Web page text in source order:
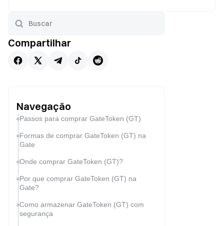
Compartilhar
Navegação
Passos para comprar GateToken (GT)
Formas de comprar GateToken (GT) na
Gate
Onde comprar GateToken (GT)?
Por que comprar GateToken (GT) na
Gate?
Como armazenar GateToken (GT) com
segurança